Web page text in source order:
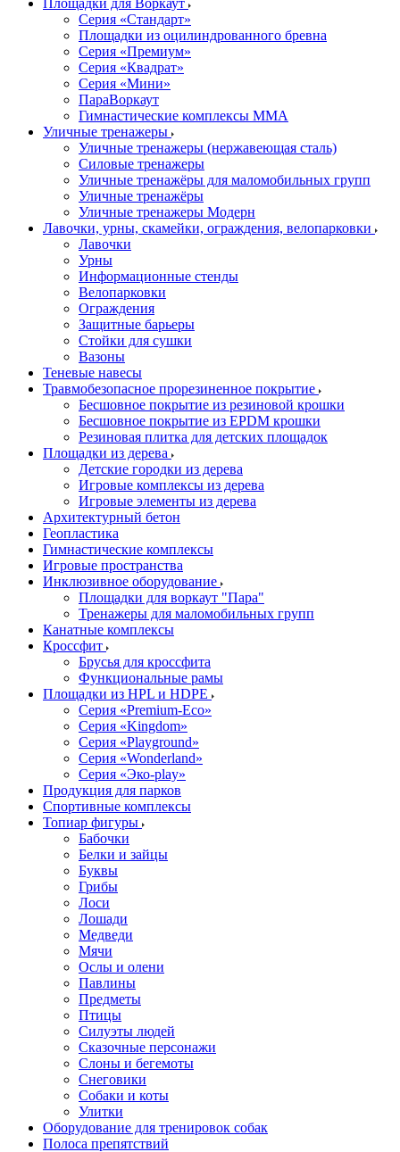
Площадки для Воркаут
Серия «Стандарт»
Площадки из оцилиндрованного бревна
Серия «Премиум»
Серия «Квадрат»
Серия «Мини»
ПараВоркаут
Гимнастические комплексы ММА
Уличные тренажеры
Уличные тренажеры (нержавеющая сталь)
Силовые тренажеры
Уличные тренажёры для маломобильных групп
Уличные тренажёры
Уличные тренажеры Модерн
Лавочки, урны, скамейки, ограждения, велопарковки
Лавочки
Урны
Информационные стенды
Велопарковки
Ограждения
Защитные барьеры
Стойки для сушки
Вазоны
Теневые навесы
Травмобезопасное прорезиненное покрытие
Бесшовное покрытие из резиновой крошки
Бесшовное покрытие из EPDM крошки
Резиновая плитка для детских площадок
Площадки из дерева
Детские городки из дерева
Игровые комплексы из дерева
Игровые элементы из дерева
Архитектурный бетон
Геопластика
Гимнастические комплексы
Игровые пространства
Инклюзивное оборудование
Площадки для воркаут "Пара"
Тренажеры для маломобильных групп
Канатные комплексы
Кроссфит
Брусья для кроссфита
Функциональные рамы
Площадки из HPL и HDPE
Серия «Premium-Eco»
Серия «Kingdom»
Серия «Playground»
Серия «Wonderland»
Серия «Эко-play»
Продукция для парков
Спортивные комплексы
Топиар фигуры
Бабочки
Белки и зайцы
Буквы
Грибы
Лоси
Лошади
Медведи
Мячи
Ослы и олени
Павлины
Предметы
Птицы
Силуэты людей
Сказочные персонажи
Слоны и бегемоты
Снеговики
Собаки и коты
Улитки
Оборудование для тренировок собак
Полоса препятствий